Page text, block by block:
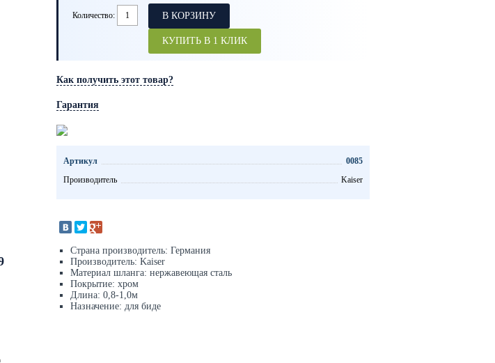
Количество: В КОРЗИНУ
КУПИТЬ В 1 КЛИК
Как получить этот товар?
Гарантия
Артикул
0085
Производитель
Kaiser
Страна производитель: Германия
Производитель: Kaiser
Материал шланга: нержавеющая сталь
Покрытие: хром
Длина: 0,8-1,0м
Назначение: для биде